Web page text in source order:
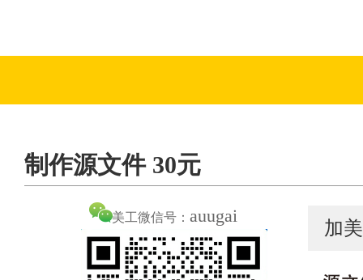
制作源文件 30元
美工微信号： auugai
加